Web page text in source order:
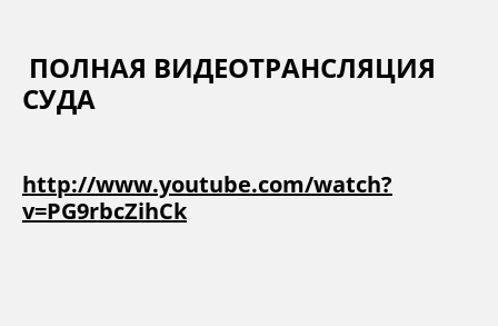
ПОЛНАЯ ВИДЕОТРАНСЛЯЦИЯ
СУДА
http://www.youtube.com/watch?
v=PG9rbcZihCk